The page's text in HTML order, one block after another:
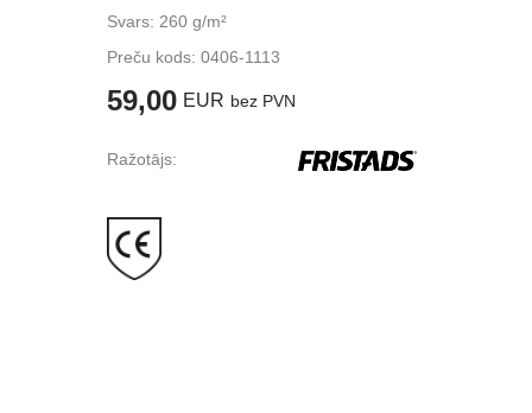
Svars: 260 g/m²
Preču kods: 0406-1113
59,00 EUR bez PVN
Ražotājs: